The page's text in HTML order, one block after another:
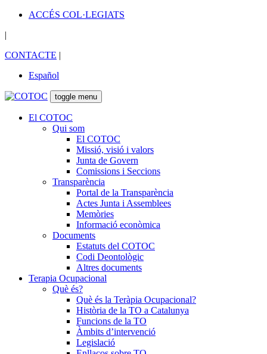
ACCÉS COL·LEGIATS
|
CONTACTE |
Español
toggle menu
El COTOC
Qui som
El COTOC
Missió, visió i valors
Junta de Govern
Comissions i Seccions
Transparència
Portal de la Transparència
Actes Junta i Assemblees
Memòries
Informació econòmica
Documents
Estatuts del COTOC
Codi Deontològic
Altres documents
Terapia Ocupacional
Què és?
Què és la Teràpia Ocupacional?
Història de la TO a Catalunya
Funcions de la TO
Àmbits d’intervenció
Legislació